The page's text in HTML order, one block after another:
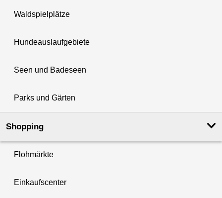
Waldspielplätze
Hundeauslaufgebiete
Seen und Badeseen
Parks und Gärten
Shopping
Flohmärkte
Einkaufscenter